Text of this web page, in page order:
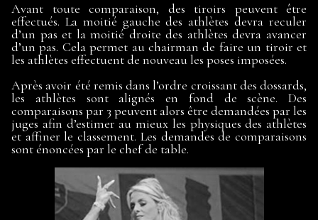
Avant toute comparaison, des tiroirs peuvent être
effectués. La moitié gauche des athlètes devra reculer
d’un pas et la moitié droite des athlètes devra avancer
d’un pas. Cela permet au chairman de faire un tiroir et
les athlètes effectuent de nouveau les poses imposées.
Après avoir été remis dans l’ordre croissant des dossards,
les athlètes sont alignés en fond de scène. Des
comparaisons par 3 peuvent alors être demandées par les
juges afin d’estimer au mieux les physiques des athlètes
et affiner le classement. Les demandes de comparaisons
sont énoncées par le chef de table.